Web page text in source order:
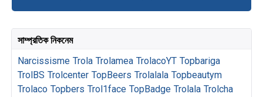
সাম্প্রতিক নিকনেম
Narcissisme Trola Trolamea TrolacoYT Topbariga
TrolBS Trolcenter TopBeers Trolalala Topbeautym
Trolaco Topbers Trol1face TopBadge Trolala Trolcha